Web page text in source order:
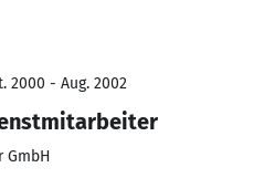
2000 - Aug. 2002
GmbH